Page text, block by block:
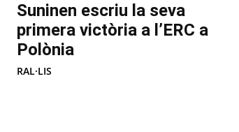
Suninen escriu la seva
primera victòria a l’ERC a
Polònia
RAL·LIS